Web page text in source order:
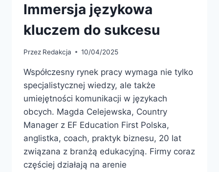
Immersja językowa
kluczem do sukcesu
Przez Redakcja 10/04/2025
Współczesny rynek pracy wymaga nie tylko
specjalistycznej wiedzy, ale także
umiejętności komunikacji w językach
obcych. Magda Celejewska, Country
Manager z EF Education First Polska,
anglistka, coach, praktyk biznesu, 20 lat
związana z branżą edukacyjną. Firmy coraz
częściej działają na arenie